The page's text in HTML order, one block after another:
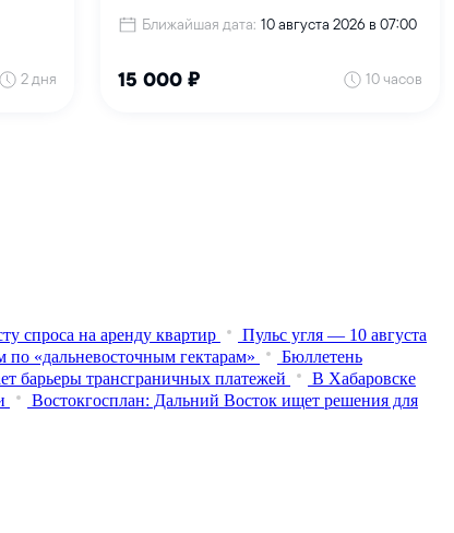
спроса на аренду квартир
Пульс угля — 10 августа
по «дальневосточным гектарам»
Бюллетень
барьеры трансграничных платежей
В Хабаровске
Востокгосплан: Дальний Восток ищет решения для